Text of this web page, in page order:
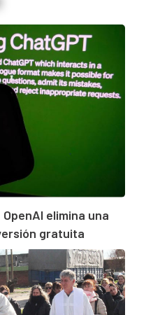
elimina una
gratuita